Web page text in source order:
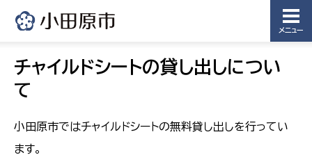
メニュー
チャイルドシートの貸し出しについ
て
小田原市ではチャイルドシートの無料貸し出しを行ってい
ます。